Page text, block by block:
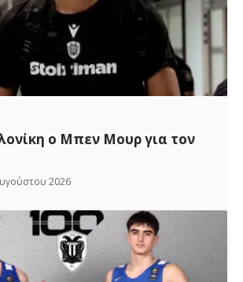
ο Μπεν Μουρ για τον
2026